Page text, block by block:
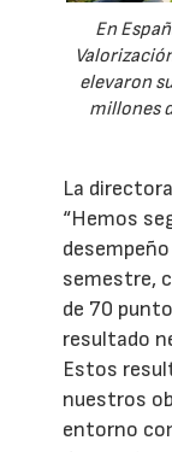
En
elevaron
millones
La
“Hemos
semestre,
de 70
resultado
Estos
nuestros
entorno